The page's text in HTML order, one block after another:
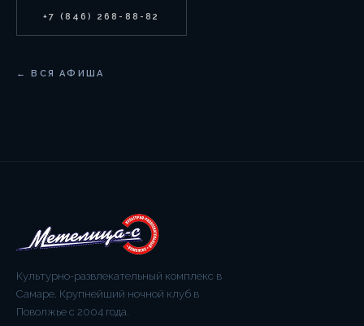
+7 (846) 268-88-82
← ВСЯ АФИША
Культурно-развлекательный комплекс в
Самаре. Крупнейший ночной клуб в
Поволжье с 2004 года.